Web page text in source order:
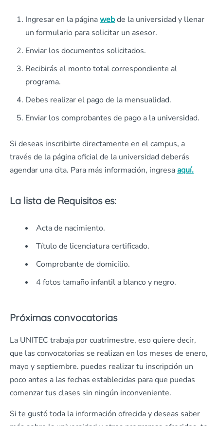
Ingresar en la páginawebde la universidad y llenar
un formulario para solicitar un asesor.
Enviar los documentos solicitados.
Recibirás el monto total correspondiente al
programa.
Debes realizar el pago de la mensualidad.
Enviar los comprobantes de pago a la universidad.
Si deseas inscribirte directamente en el campus, a
través de la página oficial de la universidad deberás
agendar una cita. Para más información, ingresaaquí.
La lista de Requisitos es:
Acta de nacimiento.
Título de licenciatura certificado.
Comprobante de domicilio.
4 fotos tamaño infantil a blanco y negro.
Próximas convocatorias
La UNITEC trabaja por cuatrimestre, eso quiere decir,
que las convocatorias se realizan en los meses de enero,
mayo y septiembre. puedes realizar tu inscripción un
poco antes a las fechas establecidas para que puedas
comenzar tus clases sin ningún inconveniente.
Si te gustó toda la información ofrecida y deseas saber